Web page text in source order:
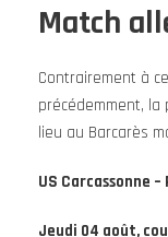
Match
Contrairement à
précédemment, la
lieu au Barcarès
US Carcassonne
Jeudi 04 août,